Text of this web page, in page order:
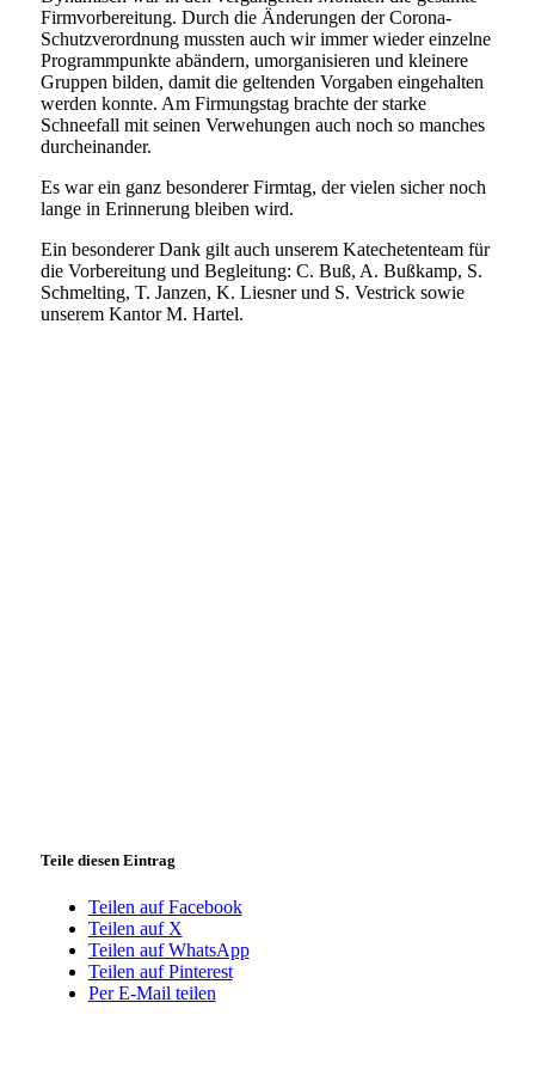
Firmvorbereitung. Durch die Änderungen der Corona-
Schutzverordnung mussten auch wir immer wieder einzelne
Programmpunkte abändern, umorganisieren und kleinere
Gruppen bilden, damit die geltenden Vorgaben eingehalten
werden konnte. Am Firmungstag brachte der starke
Schneefall mit seinen Verwehungen auch noch so manches
durcheinander.
Es war ein ganz besonderer Firmtag, der vielen sicher noch
lange in Erinnerung bleiben wird.
Ein besonderer Dank gilt auch unserem Katechetenteam für
die Vorbereitung und Begleitung: C. Buß, A. Bußkamp, S.
Schmelting, T. Janzen, K. Liesner und S. Vestrick sowie
unserem Kantor M. Hartel.
Teile diesen Eintrag
Teilen auf Facebook
Teilen auf X
Teilen auf WhatsApp
Teilen auf Pinterest
Per E-Mail teilen